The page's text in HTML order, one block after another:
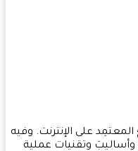
على الإنترنت. وفيه
وتقنيات عملية